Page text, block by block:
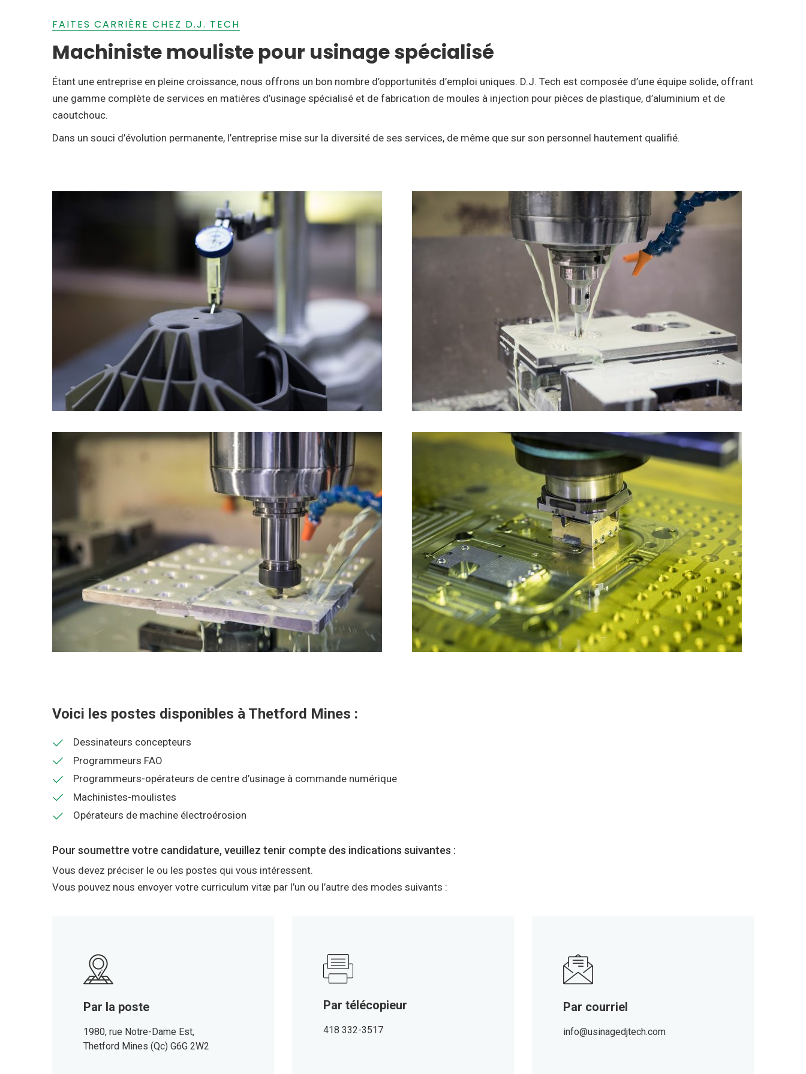
FAITES CARRIÈRE CHEZ D.J. TECH
Machiniste mouliste pour usinage spécialisé
Étant une entreprise en pleine croissance, nous offrons un bon nombre d’opportunités d’emploi uniques. D.J. Tech est composée d’une équipe solide, offrant
une gamme complète de services en matières d’usinage spécialisé et de fabrication de moules à injection pour pièces de plastique, d’aluminium et de
caoutchouc.
Dans un souci d’évolution permanente, l’entreprise mise sur la diversité de ses services, de même que sur son personnel hautement qualifié.
Voici les postes disponibles à Thetford Mines :
Dessinateurs concepteurs
Programmeurs FAO
Programmeurs-opérateurs de centre d’usinage à commande numérique
Machinistes-moulistes
Opérateurs de machine électroérosion
Pour soumettre votre candidature, veuillez tenir compte des indications suivantes :
Vous devez préciser le ou les postes qui vous intéressent.
Vous pouvez nous envoyer votre curriculum vitæ par l’un ou l’autre des modes suivants :
Par la poste
1980, rue Notre-Dame Est,
Thetford Mines (Qc) G6G 2W2
Par télécopieur
418 332-3517
Par courriel
info@usinagedjtech.com